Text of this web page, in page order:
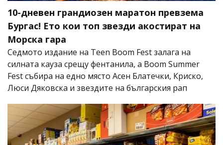
10-дневен грандиозен маратон превзема
Бургас! Ето кои топ звезди акостират на
Морска гара
Седмото издание на Teen Boom Fest залага на
силната кауза срещу фентанила, а Boom Summer
Fest събира на едно място Асен Блатечки, Криско,
Люси Дяковска и звездите на българския рап